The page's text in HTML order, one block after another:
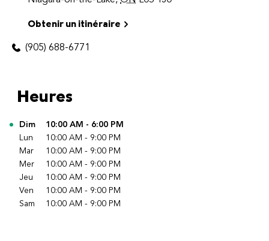
Obtenir un itinéraire
(905) 688-6771
Heures
Jour de la semaineHeures
Dim 10:00 AM - 6:00 PM
Lun
10:00 AM - 9:00 PM
Mar
10:00 AM - 9:00 PM
Mer
10:00 AM - 9:00 PM
Jeu
10:00 AM - 9:00 PM
Ven
10:00 AM - 9:00 PM
Sam
10:00 AM - 9:00 PM